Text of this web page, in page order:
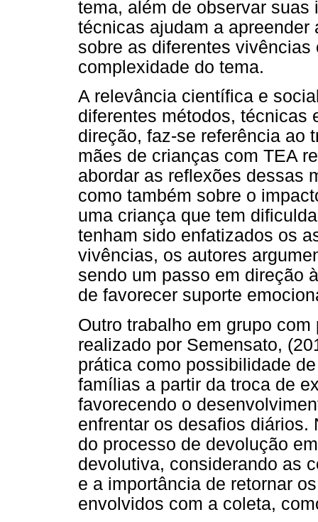
tema, além de observar
técnicas ajudam a
sobre as diferentes
complexidade do tema.
A relevância científica e
diferentes métodos, técnicas
direção, faz-se referência ao
mães de crianças com TEA
abordar as reflexões dessas
como também sobre o
uma criança que tem
tenham sido enfatizados os
vivências, os autores
sendo um passo em direção
de favorecer suporte
Outro trabalho em grupo
realizado por Semensato,
prática como possibilidade
famílias a partir da troca de
favorecendo o
enfrentar os desafios
do processo de devolução
devolutiva, considerando as
e a importância de retornar
envolvidos com a coleta,